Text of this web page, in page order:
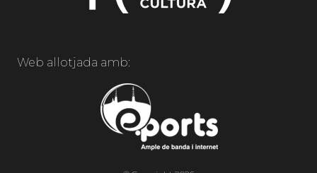
Web allotjada amb: